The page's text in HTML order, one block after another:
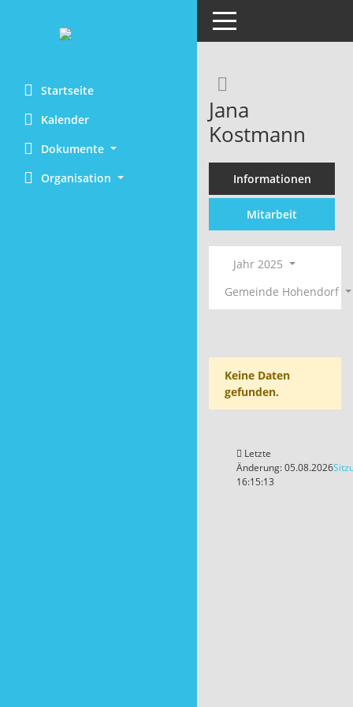
Startseite
Kalender
Dokumente
Organisation
Toggle navigation
Jana
Kostmann
Informationen
Mitarbeit
Jahr 2025
Gemeinde Hohendorf
Keine Daten
gefunden.
Letzte
Änderung: 05.08.2026
16:15:13